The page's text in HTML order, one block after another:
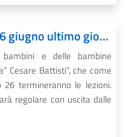
n. 579 circolare Venerdì 26 giugno ultimo giorno di Scuola dell’Infanzia per l’anno scolastico 2025/2026.
e delle bambine
Cesare Battisti”, che come
termineranno le lezioni.
regolare con uscita dalle